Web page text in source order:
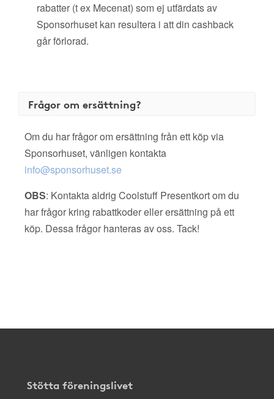
rabatter (t ex Mecenat) som ej utfärdats av
Sponsorhuset kan resultera i att din cashback
går förlorad.
Frågor om ersättning?
Om du har frågor om ersättning från ett köp via
Sponsorhuset, vänligen kontakta
info@sponsorhuset.se
OBS: Kontakta aldrig Coolstuff Presentkort om du
har frågor kring rabattkoder eller ersättning på ett
köp. Dessa frågor hanteras av oss. Tack!
Stötta föreningslivet